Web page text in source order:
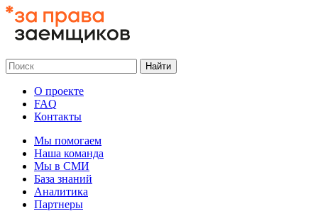
О проекте
FAQ
Контакты
Мы помогаем
Наша команда
Мы в СМИ
База знаний
Аналитика
Партнеры